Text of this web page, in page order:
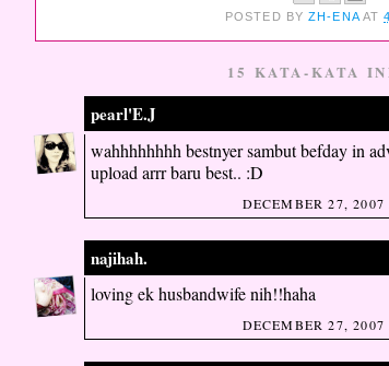
POSTED BYZH-ENA AT
15 KATA-KATA
pearl'E.J
wahhhhhhhh bestnyer sambut befday in
upload arrr baru best.. :D
DECEMBER 27,
najihah.
loving ek husbandwife nih!!haha
DECEMBER 27,